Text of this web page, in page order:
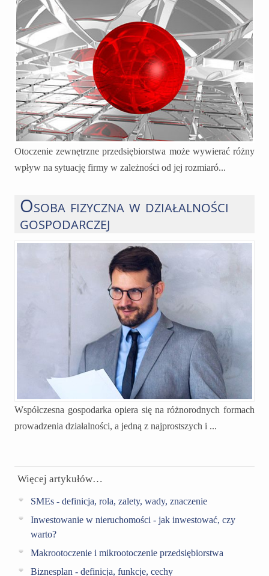
Otoczenie zewnętrzne przedsiębiorstwa może wywierać różny
wpływ na sytuację firmy w zależności od jej rozmiaró...
Osoba fizyczna w działalności
gospodarczej
Współczesna gospodarka opiera się na różnorodnych formach
prowadzenia działalności, a jedną z najprostszych i ...
Więcej artykułów…
SMEs - definicja, rola, zalety, wady, znaczenie
Inwestowanie w nieruchomości - jak inwestować, czy
warto?
Makrootoczenie i mikrootoczenie przedsiębiorstwa
Biznesplan - definicja, funkcje, cechy